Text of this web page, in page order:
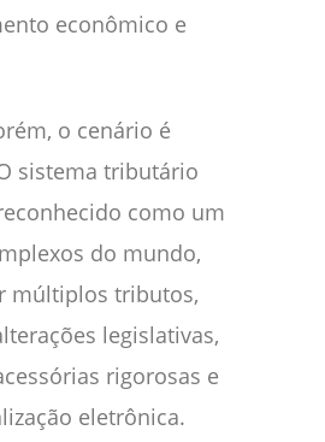
econômico e
o cenário é
sistema tributário
como um
do mundo,
múltiplos tributos,
legislativas,
rigorosas e
eletrônica.